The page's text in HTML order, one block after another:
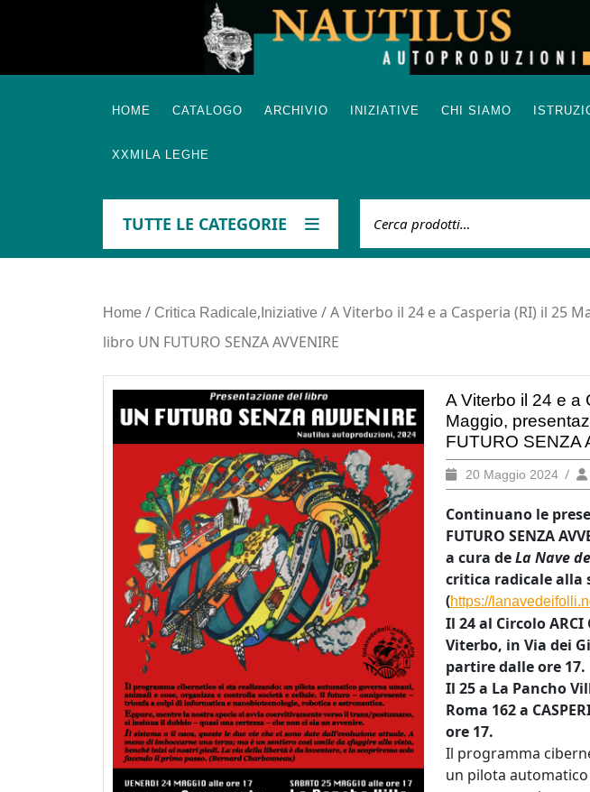
HOME CATALOGO ARCHIVIO INIZIATIVE CHI SIAMO
XXMILA LEGHE
TUTTE LE CATEGORIE
Home / Critica Radicale, Iniziative / A Viterbo il 24 e a Casperia (RI) il 25
libro UN FUTURO SENZA AVVENIRE
A Viterbo il 24 e a
Maggio,
FUTURO SENZA
20 Maggio 202420
2024
/
Continuano le
FUTURO SENZA
a cura deLa Nave
critica radicale alla
(https://
Il 24 al Circolo
Viterbo, in Via dei
partire dalle ore 17.
Il 25 a La Pancho
Roma 162 a
ore 17.
Il programma
un pilota